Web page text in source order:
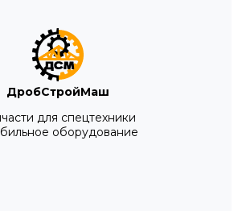
ДробСтройМаш
для спецтехники
оборудование